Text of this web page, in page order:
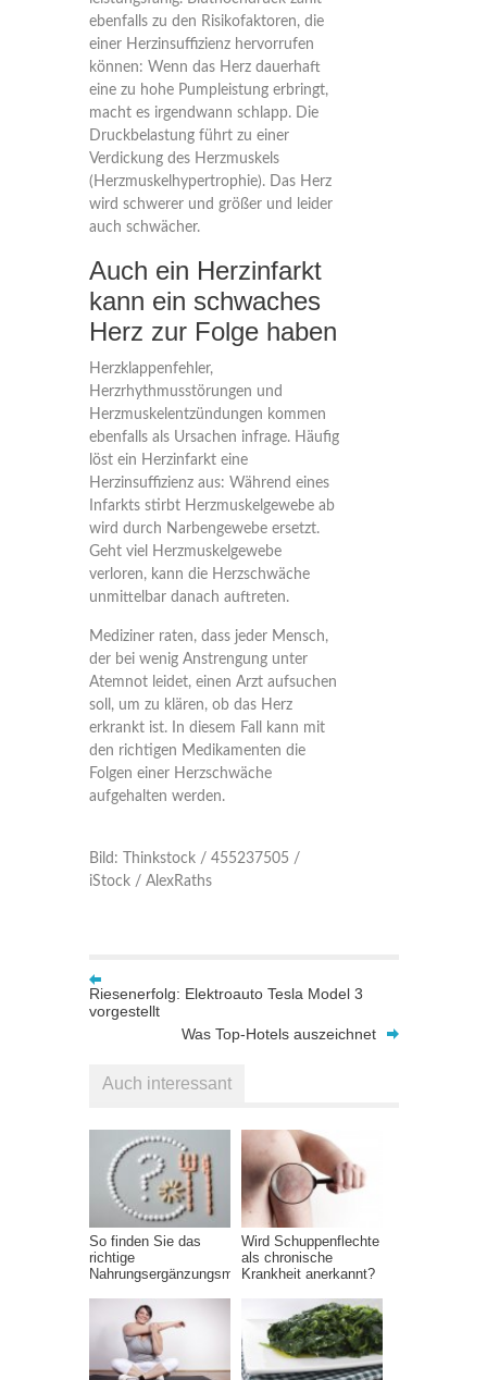
ebenfalls zu den Risikofaktoren, die
einer Herzinsuffizienz hervorrufen
können: Wenn das Herz dauerhaft
eine zu hohe Pumpleistung erbringt,
macht es irgendwann schlapp. Die
Druckbelastung führt zu einer
Verdickung des Herzmuskels
(Herzmuskelhypertrophie). Das Herz
wird schwerer und größer und leider
auch schwächer.
Auch ein Herzinfarkt
kann ein schwaches
Herz zur Folge haben
Herzklappenfehler,
Herzrhythmusstörungen und
Herzmuskelentzündungen kommen
ebenfalls als Ursachen infrage. Häufig
löst ein Herzinfarkt eine
Herzinsuffizienz aus: Während eines
Infarkts stirbt Herzmuskelgewebe ab
wird durch Narbengewebe ersetzt.
Geht viel Herzmuskelgewebe
verloren, kann die Herzschwäche
unmittelbar danach auftreten.
Mediziner raten, dass jeder Mensch,
der bei wenig Anstrengung unter
Atemnot leidet, einen Arzt aufsuchen
soll, um zu klären, ob das Herz
erkrankt ist. In diesem Fall kann mit
den richtigen Medikamenten die
Folgen einer Herzschwäche
aufgehalten werden.
Bild: Thinkstock / 455237505 /
iStock / AlexRaths
Riesenerfolg: Elektroauto Tesla Model 3
vorgestellt
Was Top-Hotels auszeichnet
Auch interessant
So finden Sie das
richtige
Nahrungsergänzungsmittel
Wird Schuppenflechte
als chronische
Krankheit anerkannt?